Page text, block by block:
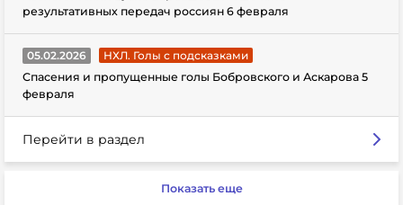
результативных передач россиян 6 февраля
05.02.2026
НХЛ. Голы с подсказками
Спасения и пропущенные голы Бобровского и Аскарова 5
февраля
Перейти в раздел
Показать еще